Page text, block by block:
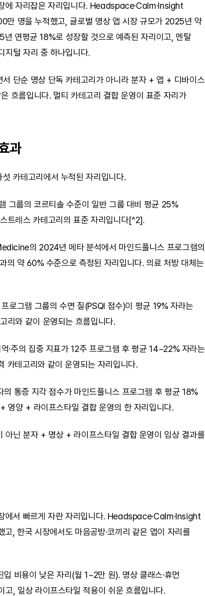
에 자리잡은 자리입니다. Headspace·Calm·Insight
명을 누적했고, 글로벌 명상 앱 시장 규모가 2025년 약
연평균 18%로 성장할 것으로 예측된 자리이고, 멘탈
지털 자리 중 하나입니다.
단순 명상 단독 카테고리가 아니라 분자 + 앱 + 디바이스
흐름입니다. 멀티 카테고리 결합 운영이 표준 자리가
과
카테고리에서 누적된 자리입니다.
그룹의 코르티솔 수준이 일반 그룹 대비 평균 25%
트레스 카테고리의 표준 자리입니다[^2].
의 2024년 메타 분석에서 마인드풀니스 프로그램의
의 약 60% 수준으로 측정된 자리입니다. 의료 처방 대체는
로그램 그룹의 수면 질(PSQI 점수)이 평균 19% 자라는
리와 같이 운영되는 흐름입니다.
·주의 집중 지표가 12주 프로그램 후 평균 14~22% 자라는
카테고리와 같이 운영되는 자리입니다.
통증 지각 점수가 마인드풀니스 프로그램 후 평균 18%
영양 + 라이프스타일 결합 운영의 한 자리입니다.
아닌 분자 + 명상 + 라이프스타일 결합 운영이 임상 결과를
에서 빠르게 자란 자리입니다. Headspace·Calm·Insight
, 한국 시장에서도 마음공방·코끼리 같은 앱이 자리를
비용이 낮은 자리(월 1~2만 원). 명상 클래스·휴먼
고, 일상 라이프스타일 적용이 쉬운 흐름입니다.